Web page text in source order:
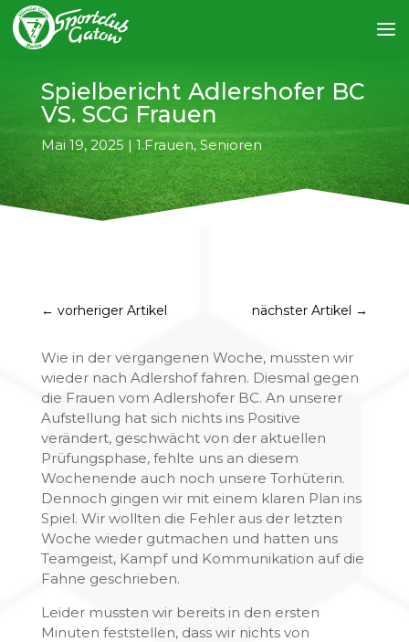
Spielbericht Adlershofer BC
VS. SCG Frauen
Mai 19, 2025 | 1.Frauen,Senioren
← vorheriger Artikel nächster Artikel →
Wie in der vergangenen Woche, mussten wir
wieder nach Adlershof fahren. Diesmal gegen
die Frauen vom Adlershofer BC. An unserer
Aufstellung hat sich nichts ins Positive
verändert, geschwächt von der aktuellen
Prüfungsphase, fehlte uns an diesem
Wochenende auch noch unsere Torhüterin.
Dennoch gingen wir mit einem klaren Plan ins
Spiel. Wir wollten die Fehler aus der letzten
Woche wieder gutmachen und hatten uns
Teamgeist, Kampf und Kommunikation auf die
Fahne geschrieben.
Leider mussten wir bereits in den ersten
Minuten feststellen, dass wir nichts von